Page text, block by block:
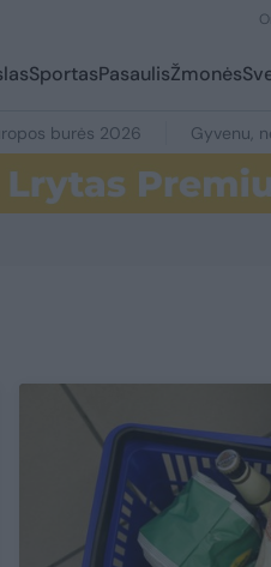
SportasPasaulisŽmonės
burės 2026 Gyvenu,